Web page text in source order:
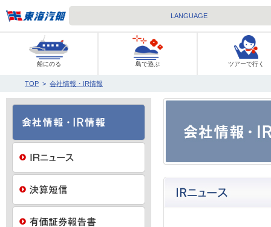
LANGUAGE
船にのる 島で遊ぶ ツアーで行く
TOP > 会社情報・IR情報